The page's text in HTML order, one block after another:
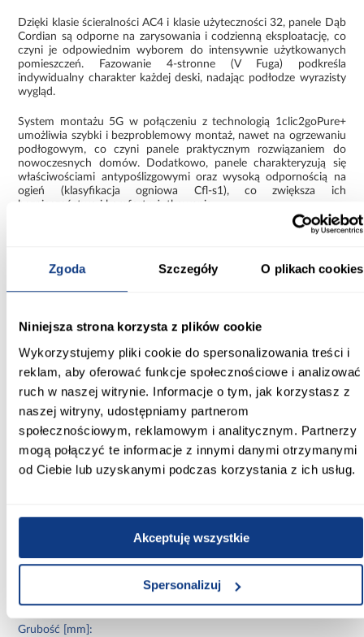
Zgoda Szczegóły O plikach cookies
Niniejsza strona korzysta z plików cookie
Wykorzystujemy pliki cookie do spersonalizowania treści i
reklam, aby oferować funkcje społecznościowe i analizować
ruch w naszej witrynie. Informacje o tym, jak korzystasz z
naszej witryny, udostępniamy partnerom
społecznościowym, reklamowym i analitycznym. Partnerzy
mogą połączyć te informacje z innymi danymi otrzymanymi
od Ciebie lub uzyskanymi podczas korzystania z ich usług.
Akceptuję wszystkie
Spersonalizuj
Dzięki klasie ścieralności AC4 i klasie użyteczności 32, panele Dąb
Cordian są odporne na zarysowania i codzienną eksploatację, co
czyni je odpowiednim wyborem do intensywnie użytkowanych
pomieszczeń. Fazowanie 4-stronne (V Fuga) podkreśla
indywidualny charakter każdej deski, nadając podłodze wyrazisty
wygląd.
System montażu 5G w połączeniu z technologią 1clic2goPure+
umożliwia szybki i bezproblemowy montaż, nawet na ogrzewaniu
podłogowym, co czyni panele praktycznym rozwiązaniem do
nowoczesnych domów. Dodatkowo, panele charakteryzują się
właściwościami antypoślizgowymi oraz wysoką odpornością na
ogień (klasyfikacja ogniowa Cfl-s1), co zwiększa ich
bezpieczeństwo i komfort użytkowania.
Dąb Cordian to nie tylko piękno naturalnego drewna, ale także
będzie prezentować się znakomicie przez wiele lat.
Informacje Transport Informacje o
Grubość [mm]: